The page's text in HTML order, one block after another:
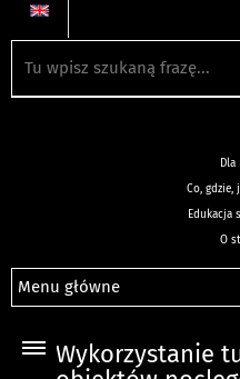
Co, gdzie,
Edukacja
O
Menu główne
Wykorzystanie